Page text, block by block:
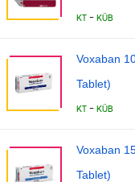
KT - KÜB
Voxaban
Tablet)
KT - KÜB
Voxaban
Tablet)